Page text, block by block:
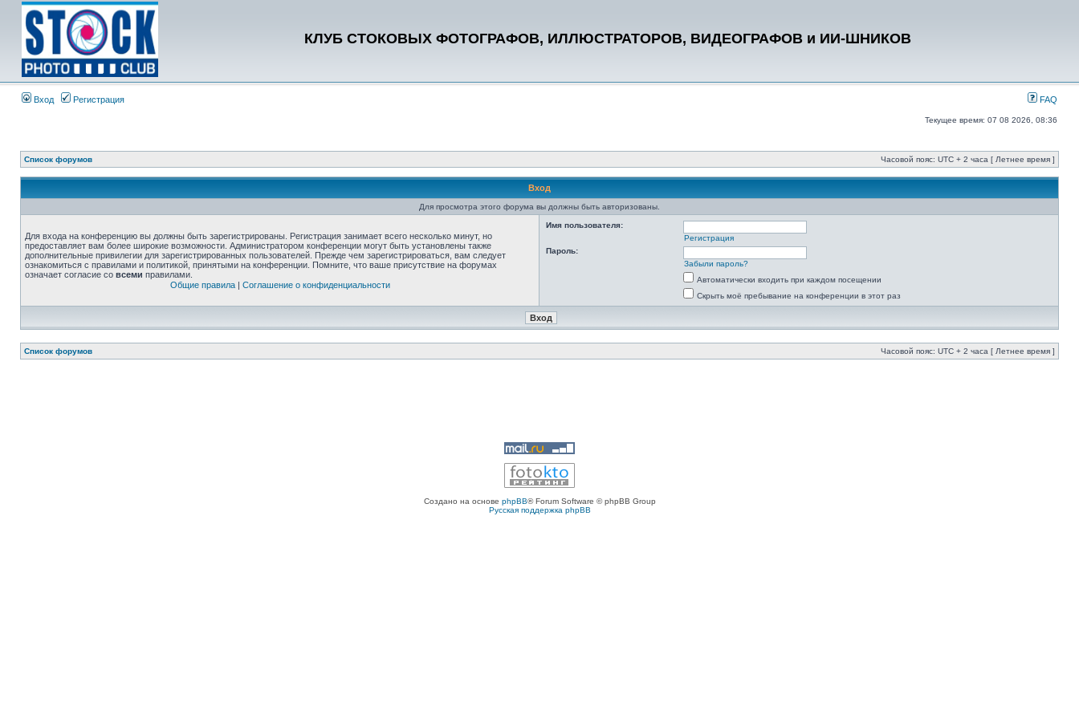
КЛУБ СТОКОВЫХ ФОТОГРАФОВ, ИЛЛЮСТРАТОРОВ, ВИДЕОГРАФОВ и ИИ-ШНИКОВ
Вход Регистрация FAQ
Текущее время: 07 08 2026, 08:36
Список форумов Часовой пояс: UTC + 2 часа [ Летнее время ]
Вход
Для просмотра этого форума вы должны быть авторизованы.
Для входа на конференцию вы должны быть зарегистрированы. Регистрация занимает всего несколько минут, но
предоставляет вам более широкие возможности. Администратором конференции могут быть установлены также
дополнительные привилегии для зарегистрированных пользователей. Прежде чем зарегистрироваться, вам следует
ознакомиться с правилами и политикой, принятыми на конференции. Помните, что ваше присутствие на форумах
означает согласие со всеми правилами.
Общие правила| Соглашение о конфиденциальности
Имя пользователя:
Регистрация
Пароль:
Забыли пароль?
Автоматически входить при каждом посещении
Скрыть моё пребывание на конференции в этот раз
Список форумов Часовой пояс: UTC + 2 часа [ Летнее время ]
Создано на основе phpBB® Forum Software © phpBB Group
Русская поддержка phpBB